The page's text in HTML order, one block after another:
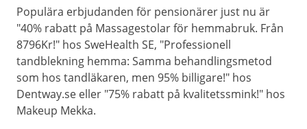
Populära erbjudanden för pensionärer just nu är
"40% rabatt på Massagestolar för hemmabruk. Från
8796Kr!" hos SweHealth SE, "Professionell
tandblekning hemma: Samma behandlingsmetod
som hos tandläkaren, men 95% billigare!" hos
Dentway.se eller "75% rabatt på kvalitetssmink!" hos
Makeup Mekka.